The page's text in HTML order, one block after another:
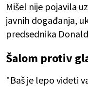
Mišel nije pojavila
javnih događanja,
predsednika
Šalom protiv
"Baš je lepo videti